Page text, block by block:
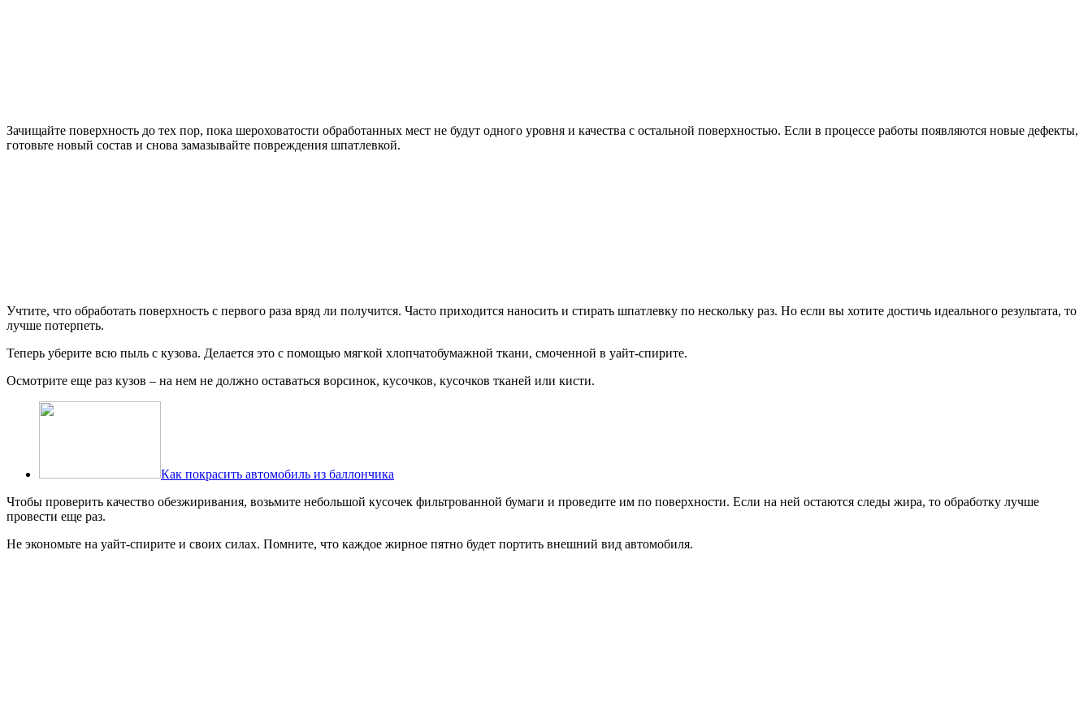
Зачищайте поверхность до тех пор, пока шероховатости обработанных мест не будут одного уровня и качества с остальной поверхностью. Если в процессе работы появляются новые дефекты,
готовьте новый состав и снова замазывайте повреждения шпатлевкой.
Учтите, что обработать поверхность с первого раза вряд ли получится. Часто приходится наносить и стирать шпатлевку по нескольку раз. Но если вы хотите достичь идеального результата, то
лучше потерпеть.
Теперь уберите всю пыль с кузова. Делается это с помощью мягкой хлопчатобумажной ткани, смоченной в уайт-спирите.
Осмотрите еще раз кузов – на нем не должно оставаться ворсинок, кусочков, кусочков тканей или кисти.
Как покрасить автомобиль из баллончика
Чтобы проверить качество обезжиривания, возьмите небольшой кусочек фильтрованной бумаги и проведите им по поверхности. Если на ней остаются следы жира, то обработку лучше
провести еще раз.
Не экономьте на уайт-спирите и своих силах. Помните, что каждое жирное пятно будет портить внешний вид автомобиля.